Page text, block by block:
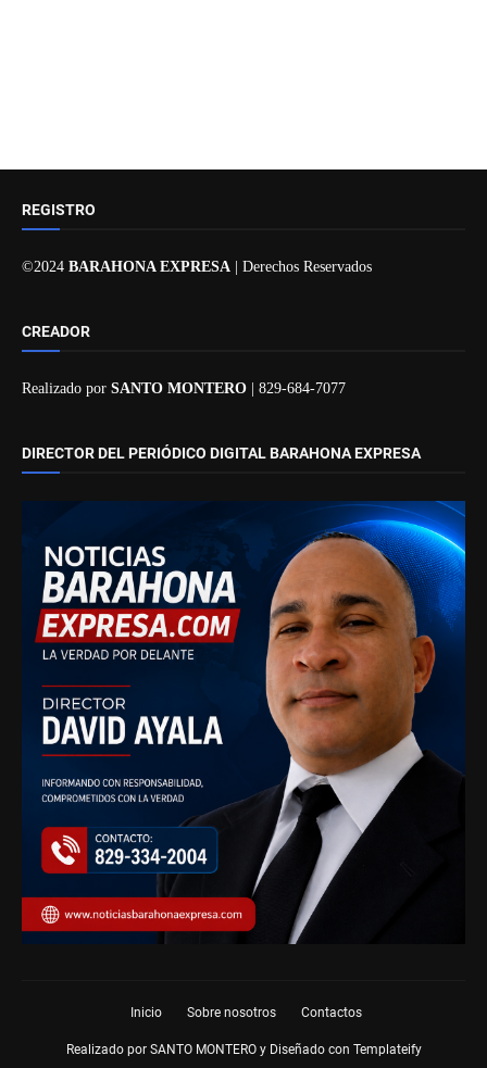
REGISTRO
©2024 BARAHONA EXPRESA | Derechos Reservados
CREADOR
Realizado por SANTO MONTERO | 829-684-7077
DIRECTOR DEL PERIÓDICO DIGITAL BARAHONA EXPRESA
Inicio Sobre nosotros Contactos
Realizado por SANTO MONTERO y Diseñado con Templateify